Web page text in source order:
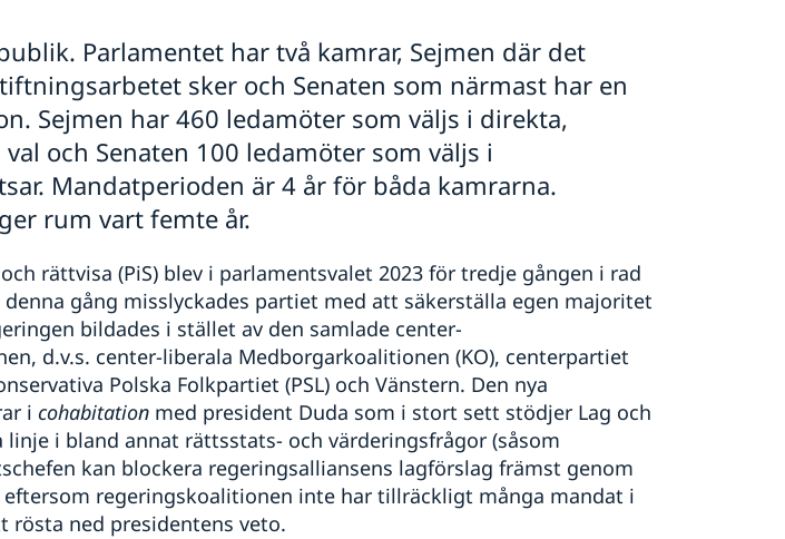
Parlamentet har två kamrar, Sejmen där det
sker och Senaten som närmast har en
Sejmen har 460 ledamöter som väljs i direkta,
och Senaten 100 ledamöter som väljs i
Mandatperioden är 4 år för båda kamrarna.
rum vart femte år.
rättvisa (PiS) blev i parlamentsvalet 2023 för tredje gången i rad
gång misslyckades partiet med att säkerställa egen majoritet
bildades i stället av den samlade center-
d.v.s. center-liberala Medborgarkoalitionen (KO), centerpartiet
Polska Folkpartiet (PSL) och Vänstern. Den nya
i cohabitation med president Duda som i stort sett stödjer Lag och
i bland annat rättsstats- och värderingsfrågor (såsom
kan blockera regeringsalliansens lagförslag främst genom
regeringskoalitionen inte har tillräckligt många mandat i
rösta ned presidentens veto.